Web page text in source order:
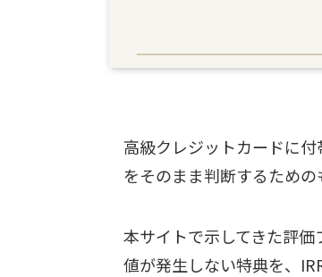
高級クレジットカードに
をそのまま判断するための
本サイトで示してきた評
値が発生しない特典を、